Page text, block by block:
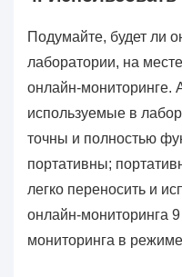
Подумайте, будет ли
лаборатории, на
онлайн-мониторинге.
используемые в
точны и полностью
портативны;
легко переносить и
онлайн-мониторинга
мониторинга в